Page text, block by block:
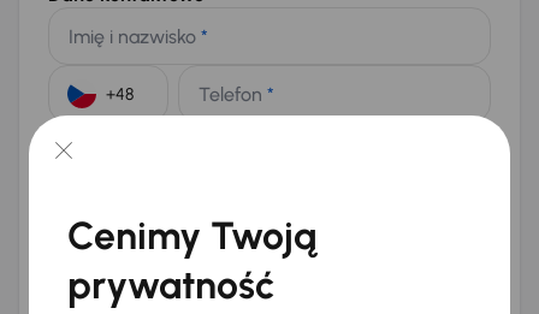
Imię i nazwisko *
Telefon *
E-mail
Na numer telefonu (opcjonalnie)
Wyślij zapytanie
Cenimy Twoją
prywatność